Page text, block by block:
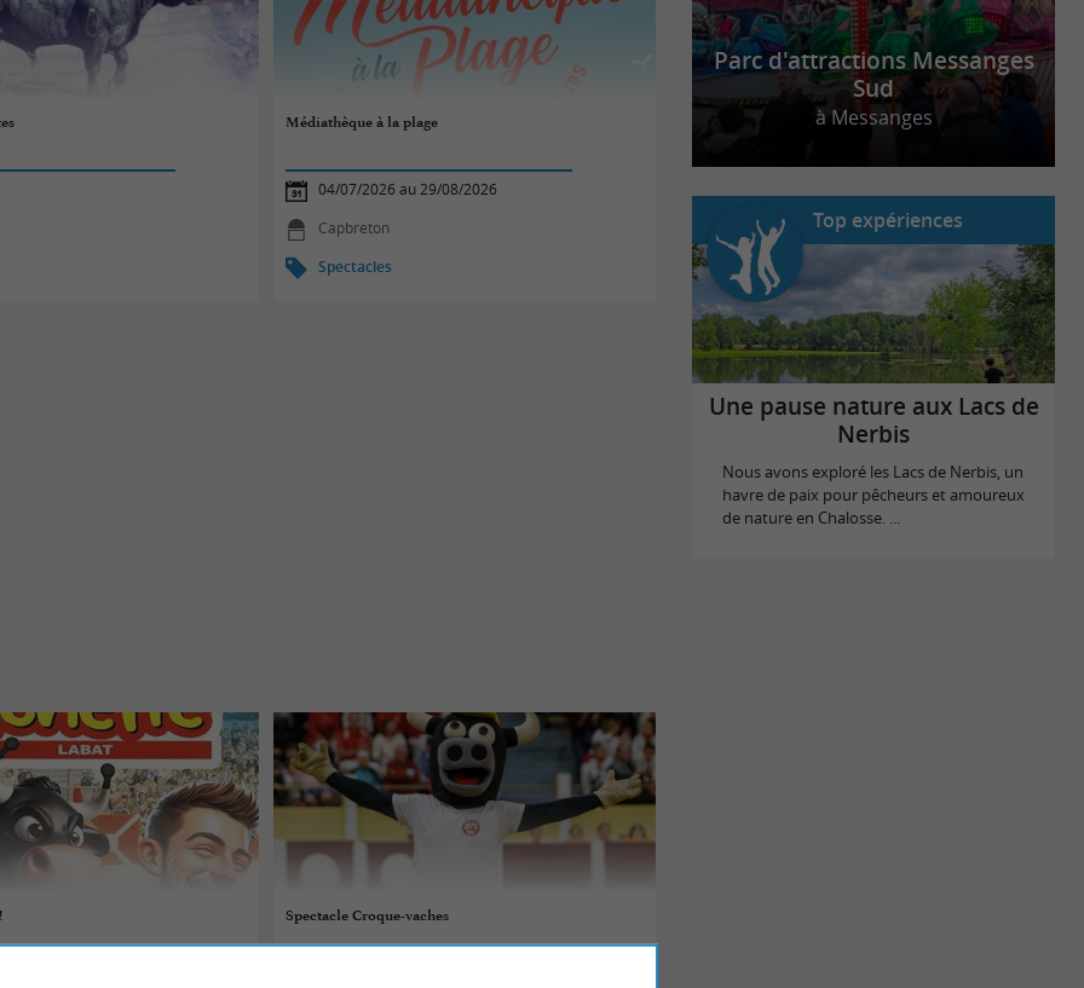
Médiathèque à la plage
04/07/2026 au 29/08/2026
Capbreton
Spectacles
Spectacle Croque-vaches
Parc d'attractions Messanges
Sud
à Messanges
Top expériences
Une pause nature aux Lacs de
Nerbis
Nous avons exploré les Lacs de Nerbis, un
havre de paix pour pêcheurs et amoureux
de nature en Chalosse. ...